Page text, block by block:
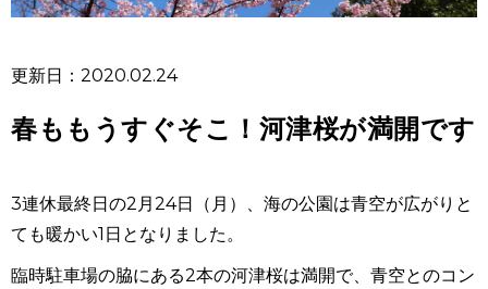
更新日：2020.02.24
春ももうすぐそこ！河津桜が満開です
3連休最終日の2月24日（月）、海の公園は青空が広がりと
ても暖かい1日となりました。
臨時駐車場の脇にある2本の河津桜は満開で、青空とのコン